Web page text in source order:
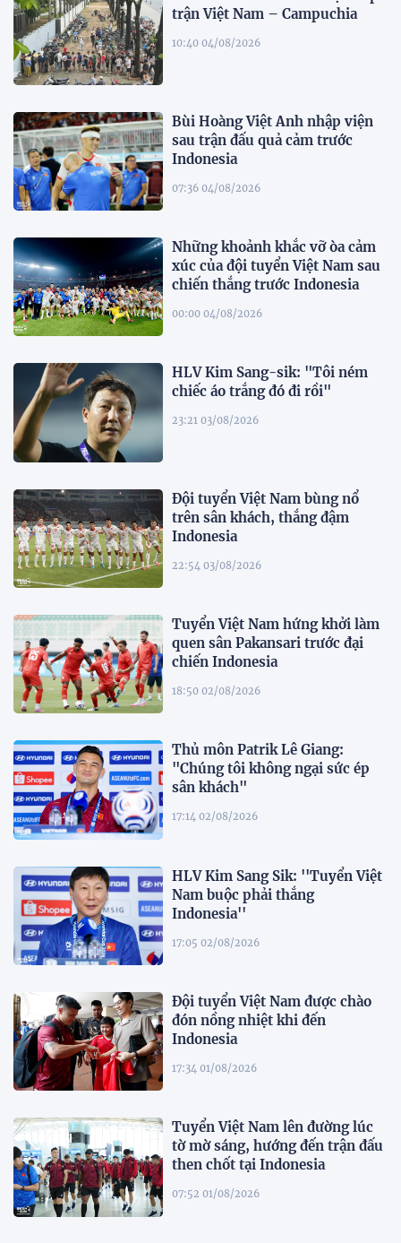
trận Việt Nam – Campuchia
10:40 04/08/2026
Bùi Hoàng Việt Anh nhập viện
sau trận đấu quả cảm trước
Indonesia
07:36 04/08/2026
Những khoảnh khắc vỡ òa cảm
xúc của đội tuyển Việt Nam sau
chiến thắng trước Indonesia
00:00 04/08/2026
HLV Kim Sang-sik: "Tôi ném
chiếc áo trắng đó đi rồi"
23:21 03/08/2026
Đội tuyển Việt Nam bùng nổ
trên sân khách, thắng đậm
Indonesia
22:54 03/08/2026
Tuyển Việt Nam hứng khởi làm
quen sân Pakansari trước đại
chiến Indonesia
18:50 02/08/2026
Thủ môn Patrik Lê Giang:
"Chúng tôi không ngại sức ép
sân khách"
17:14 02/08/2026
HLV Kim Sang Sik: ''Tuyển Việt
Nam buộc phải thắng
Indonesia''
17:05 02/08/2026
Đội tuyển Việt Nam được chào
đón nồng nhiệt khi đến
Indonesia
17:34 01/08/2026
Tuyển Việt Nam lên đường lúc
tờ mờ sáng, hướng đến trận đấu
then chốt tại Indonesia
07:52 01/08/2026